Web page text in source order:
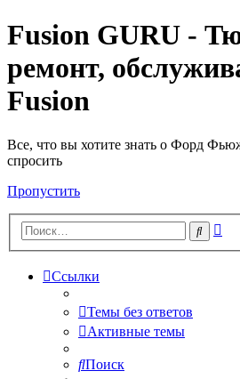
Fusion GURU -
ремонт,
Fusion
Все, что вы хотите знать о Форд
спросить
Пропустить
Поиск
Ссылки
Темы без ответов
Активные темы
Поиск